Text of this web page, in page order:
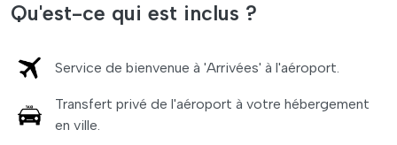
Qu'est-ce qui est inclus ?
Service de bienvenue à 'Arrivées' à l'aéroport.
Transfert privé de l'aéroport à votre hébergement
en ville.